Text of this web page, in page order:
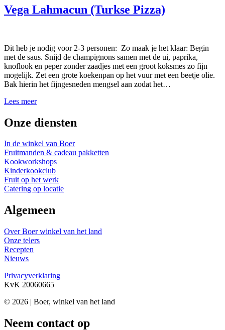
Vega Lahmacun (Turkse Pizza)
Dit heb je nodig voor 2-3 personen: Zo maak je het klaar: Begin
met de saus. Snijd de champignons samen met de ui, paprika,
knoflook en peper zonder zaadjes met een groot koksmes zo fijn
mogelijk. Zet een grote koekenpan op het vuur met een beetje olie.
Bak hierin het fijngesneden mengsel aan zodat het…
Lees meer
Onze diensten
In de winkel van Boer
Fruitmanden & cadeau pakketten
Kookworkshops
Kinderkookclub
Fruit op het werk
Catering op locatie
Algemeen
Over Boer winkel van het land
Onze telers
Recepten
Nieuws
Privacyverklaring
KvK 20060665
© 2026 | Boer, winkel van het land
Neem contact op